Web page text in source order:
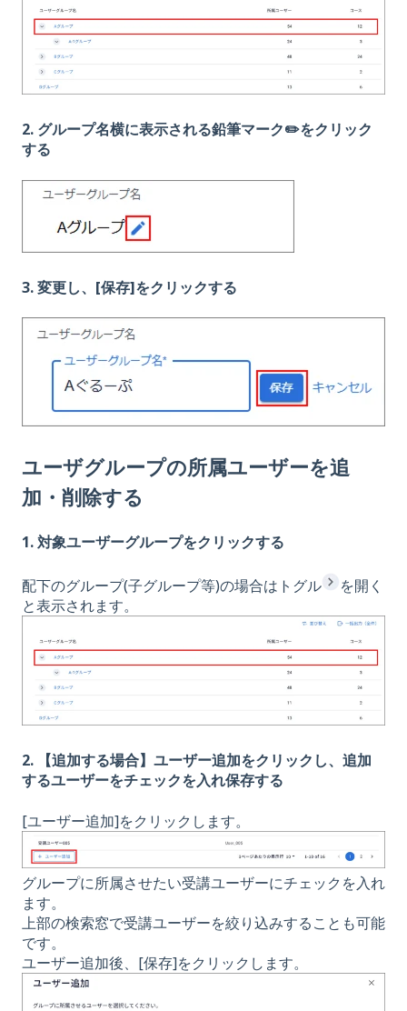
2. グループ名横に表示される鉛筆マーク✏️をクリック
する
3. 変更し、[保存]をクリックする
ユーザグループの所属ユーザーを追
加・削除する
1. 対象ユーザーグループをクリックする
配下のグループ(子グループ等)の場合はトグル
を開く
と表示されます。
2. 【追加する場合】ユーザー追加をクリックし、追加
するユーザーをチェックを入れ保存する
[ユーザー追加]をクリックします。
グループに所属させたい受講ユーザーにチェックを入れ
ます。
上部の検索窓で受講ユーザーを絞り込みすることも可能
です。
ユーザー追加後、[保存]をクリックします。